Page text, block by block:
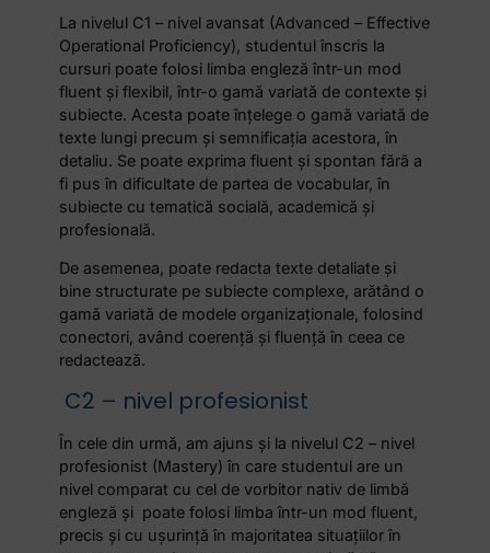
La nivelul C1 – nivel avansat (Advanced – Effective
Operational Proficiency), studentul înscris la
cursuri poate folosi limba engleză într-un mod
fluent și flexibil, într-o gamă variată de contexte și
subiecte. Acesta poate înțelege o gamă variată de
texte lungi precum și semnificația acestora, în
detaliu. Se poate exprima fluent și spontan fără a
fi pus în dificultate de partea de vocabular, în
subiecte cu tematică socială, academică și
profesională.
De asemenea, poate redacta texte detaliate și
bine structurate pe subiecte complexe, arătând o
gamă variată de modele organizaționale, folosind
conectori, având coerență și fluență în ceea ce
redactează.
C2 – nivel profesionist
În cele din urmă, am ajuns și la nivelul C2 – nivel
profesionist (Mastery) în care studentul are un
nivel comparat cu cel de vorbitor nativ de limbă
engleză și poate folosi limba într-un mod fluent,
precis și cu ușurință în majoritatea situațiilor în